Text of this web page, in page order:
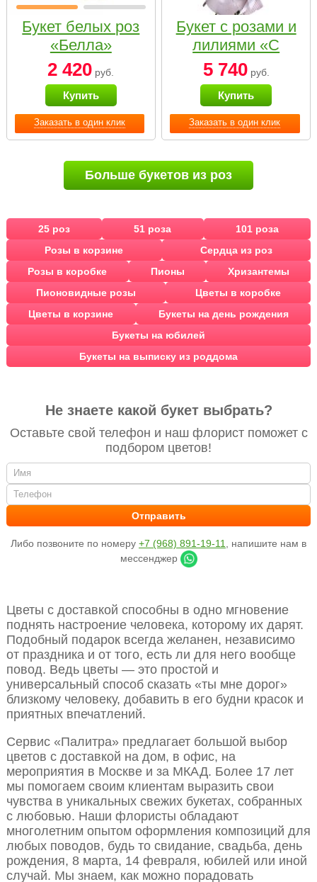
Заказать в один клик
Букет белых роз
«Белла»
2 420 руб.
Купить
Заказать в один клик
Букет с розами и
лилиями «С
наилучшими
пожеланиями»
5 740руб.
Купить
Больше букетов из роз
25 роз 51 роза
101 роза
Розы в корзине
Сердца из роз
Розы в коробке
Пионы
Хризантемы
Пионовидные розы
Цветы в коробке
Цветы в корзине
Букеты на день рождения
Букеты на юбилей
Букеты на выписку из роддома
Не знаете какой букет выбрать?
Оставьте свой телефон и наш флорист поможет с
подбором цветов!
Либо позвоните по номеру +7 (968) 891-19-11
, напишите нам в
мессенджер
Цветы с доставкой способны в одно мгновение
поднять настроение человека, которому их дарят.
Подобный подарок всегда желанен, независимо
от праздника и от того, есть ли для него вообще
повод. Ведь цветы — это простой и
универсальный способ сказать «ты мне дорог»
близкому человеку, добавить в его будни красок и
приятных впечатлений.
Сервис «Палитра» предлагает большой выбор
цветов с доставкой на дом, в офис, на
мероприятия в Москве и за МКАД. Более 17 лет
мы помогаем своим клиентам выразить свои
чувства в уникальных свежих букетах, собранных
с любовью. Наши флористы обладают
многолетним опытом оформления композиций для
любых поводов, будь то свидание, свадьба, день
рождения, 8 марта, 14 февраля, юбилей или иной
случай. Мы знаем, как можно порадовать